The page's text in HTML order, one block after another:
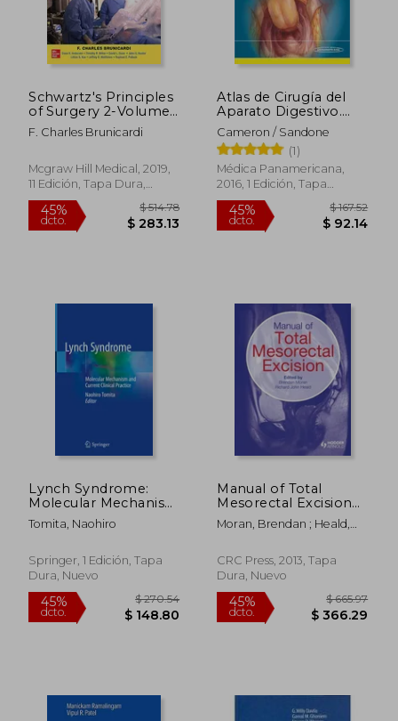
Schwartz's Principles
of Surgery 2-Volume
set 11Th Edition (en
Inglés)
F. Charles Brunicardi
Mcgraw Hill Medical, 2019,
11 Edición, Tapa Dura,
Nuevo
45%
$ 283.13
Atlas de Cirugía del
Aparato Digestivo.
Tomo 2 - 2ªEd.
Cameron / Sandone
(1)
Médica Panamericana,
2016, 1 Edición, Tapa
Blanda, Nuevo
45%
dcto.
Lynch Syndrome:
Molecular Mechanism
and Current Clinical
Practice (en Inglés)
Tomita, Naohiro
Springer, 1 Edición, Tapa
Dura, Nuevo
Manual of Total
Mesorectal Excision
(en Inglés)
Moran, Brendan ; Heald,
CRC Press, 2013, Tapa
Dura, Nuevo